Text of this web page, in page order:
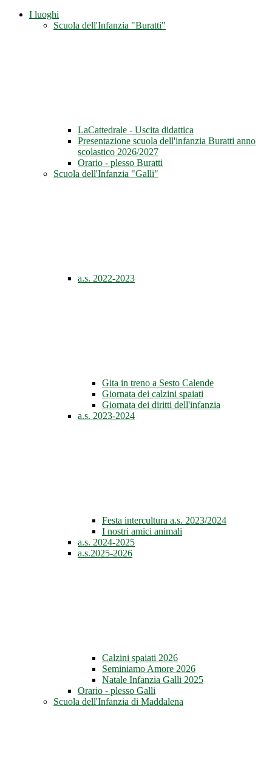
I luoghi
Scuola dell'Infanzia "Buratti"
LaCattedrale - Uscita didattica
Presentazione scuola dell'infanzia Buratti anno
scolastico 2026/2027
Orario - plesso Buratti
Scuola dell'Infanzia "Galli"
a.s. 2022-2023
Gita in treno a Sesto Calende
Giornata dei calzini spaiati
Giornata dei diritti dell'infanzia
a.s. 2023-2024
Festa intercultura a.s. 2023/2024
I nostri amici animali
a.s. 2024-2025
a.s.2025-2026
Calzini spaiati 2026
Seminiamo Amore 2026
Natale Infanzia Galli 2025
Orario - plesso Galli
Scuola dell'Infanzia di Maddalena